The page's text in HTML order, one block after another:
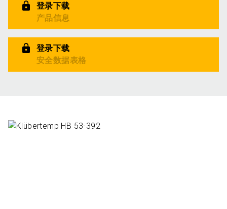
登录下载
产品信息
登录下载
安全数据表格